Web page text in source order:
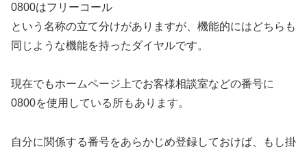
0800はフリーコール
という名称の立て分けがありますが、機能的にはどちらも
同じような機能を持ったダイヤルです。
現在でもホームページ上でお客様相談室などの番号に
0800を使用している所もあります。
自分に関係する番号をあらかじめ登録しておけば、もし掛